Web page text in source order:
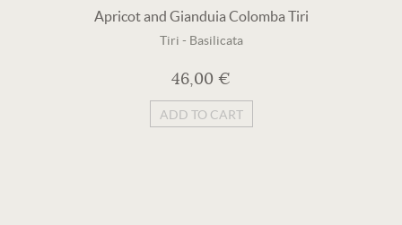
Apricot and Gianduia Colomba Tiri
Tiri - Basilicata
46,00 €
ADD TO CART